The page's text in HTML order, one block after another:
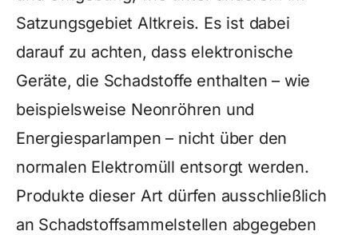
Satzungsgebiet Altkreis. Es ist dabei
darauf zu achten, dass elektronische
Geräte, die Schadstoffe enthalten – wie
beispielsweise Neonröhren und
Energiesparlampen – nicht über den
normalen Elektromüll entsorgt werden.
Produkte dieser Art dürfen ausschließlich
an Schadstoffsammelstellen abgegeben